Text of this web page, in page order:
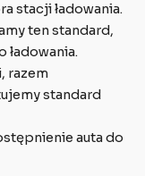
stacji ładowania.
ten standard,
ładowania.
razem
standard
auta do